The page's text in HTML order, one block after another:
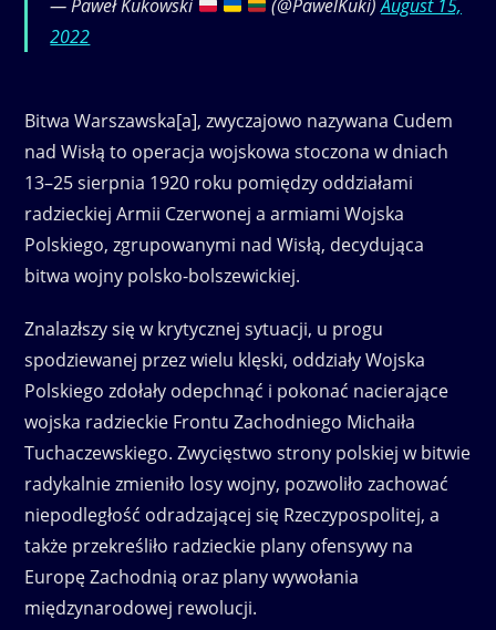
— Paweł Kukowski (@PawelKuki)August 15,
2022
Bitwa Warszawska[a], zwyczajowo nazywana Cudem
nad Wisłą to operacja wojskowa stoczona w dniach
13–25 sierpnia 1920 roku pomiędzy oddziałami
radzieckiej Armii Czerwonej a armiami Wojska
Polskiego, zgrupowanymi nad Wisłą, decydująca
bitwa wojny polsko-bolszewickiej.
Znalazłszy się w krytycznej sytuacji, u progu
spodziewanej przez wielu klęski, oddziały Wojska
Polskiego zdołały odepchnąć i pokonać nacierające
wojska radzieckie Frontu Zachodniego Michaiła
Tuchaczewskiego. Zwycięstwo strony polskiej w bitwie
radykalnie zmieniło losy wojny, pozwoliło zachować
niepodległość odradzającej się Rzeczypospolitej, a
także przekreśliło radzieckie plany ofensywy na
Europę Zachodnią oraz plany wywołania
międzynarodowej rewolucji.